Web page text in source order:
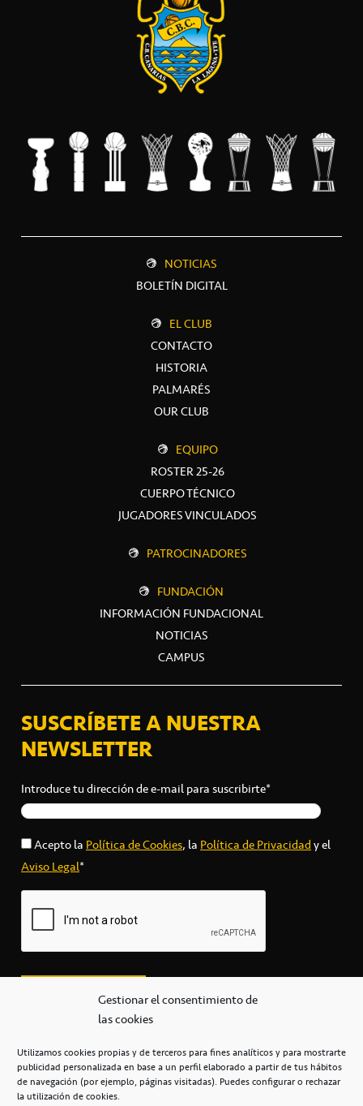
Gestionar el consentimiento de
las cookies
Utilizamos cookies propias y de terceros para fines analíticos y para mostrarte
publicidad personalizada en base a un perfil elaborado a partir de tus hábitos
de navegación (por ejemplo, páginas visitadas). Puedes configurar o rechazar
la utilización de cookies.
NOTICIAS
BOLETÍN DIGITAL
EL CLUB
CONTACTO
HISTORIA
PALMARÉS
OUR CLUB
EQUIPO
ROSTER 25-26
CUERPO TÉCNICO
JUGADORES VINCULADOS
PATROCINADORES
FUNDACIÓN
INFORMACIÓN FUNDACIONAL
NOTICIAS
CAMPUS
SUSCRÍBETE A NUESTRA
NEWSLETTER
Introduce tu dirección de e-mail para suscribirte*
Acepto laPolítica de Cookies, laPolítica de Privacidady el
Aviso Legal*
secretaria@cbcanarias.es
+34 922 253 684